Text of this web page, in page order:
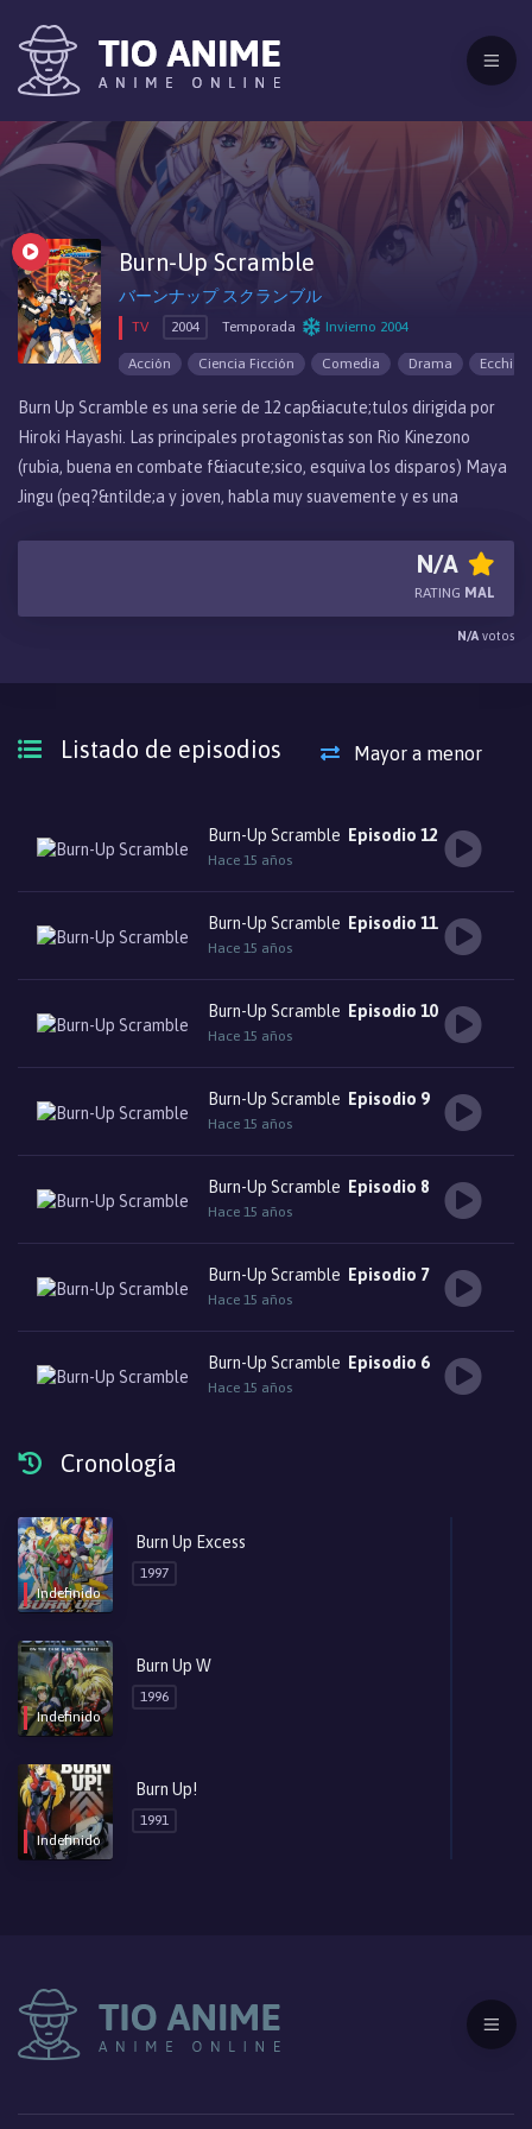
Burn-Up Scramble
バーンナップ スクランブル
TV 2004 Temporada Invierno 2004
Acción Ciencia Ficción Comedia Drama Ecchi
Burn Up Scramble es una serie de 12 cap&iacute;tulos dirigida por
Hiroki Hayashi. Las principales protagonistas son Rio Kinezono
(rubia, buena en combate f&iacute;sico, esquiva los disparos) Maya
Jingu (peq?&ntilde;a y joven, habla muy suavemente y es una
armas) y Lilica Evette (t&iacute;mida, insegura y ligeramente torpe,
pero? se emborracha y se enloq?ce y desinhibe). Estas tres
polic&iacute;as especialistas en artes marciales lideradas por Rio
quien solamente quiere encontrar el amor en su vida, hasta ahora
N/A
RATING MAL
N/A votos
Listado de episodios Mayor a menor
Burn-Up Scramble Episodio 12
Hace 15 años
Burn-Up Scramble Episodio 11
Hace 15 años
Burn-Up Scramble Episodio 10
Hace 15 años
Burn-Up Scramble Episodio 9
Hace 15 años
Burn-Up Scramble Episodio 8
Hace 15 años
Burn-Up Scramble Episodio 7
Hace 15 años
Burn-Up Scramble Episodio 6
Hace 15 años
Burn-Up Scramble
Cronología
Indefinido
Burn Up Excess
1997
Indefinido
Burn Up W
1996
Indefinido
Burn Up!
1991